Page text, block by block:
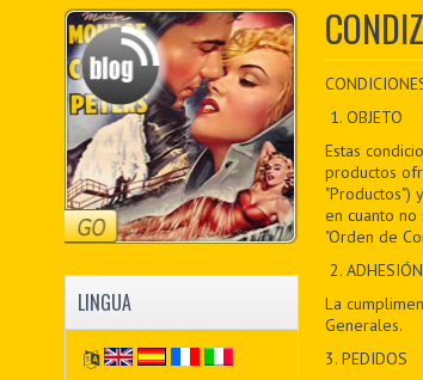
1. OBJETO
Estas
productos
"Productos")
en cuanto
"Orden de
2.
La
Generales.
3. PEDIDOS
LINGUA